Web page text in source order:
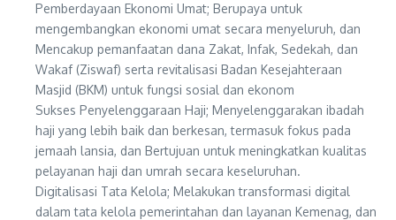
Pemberdayaan Ekonomi Umat; Berupaya untuk
mengembangkan ekonomi umat secara menyeluruh, dan
Mencakup pemanfaatan dana Zakat, Infak, Sedekah, dan
Wakaf (Ziswaf) serta revitalisasi Badan Kesejahteraan
Masjid (BKM) untuk fungsi sosial dan ekonom
Sukses Penyelenggaraan Haji; Menyelenggarakan ibadah
haji yang lebih baik dan berkesan, termasuk fokus pada
jemaah lansia, dan Bertujuan untuk meningkatkan kualitas
pelayanan haji dan umrah secara keseluruhan.
Digitalisasi Tata Kelola; Melakukan transformasi digital
dalam tata kelola pemerintahan dan layanan Kemenag, dan